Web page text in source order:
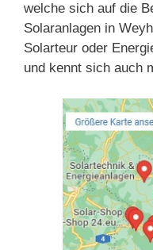
welche sich auf die
Solaranlagen in
Solarteur oder
und kennt sich auch